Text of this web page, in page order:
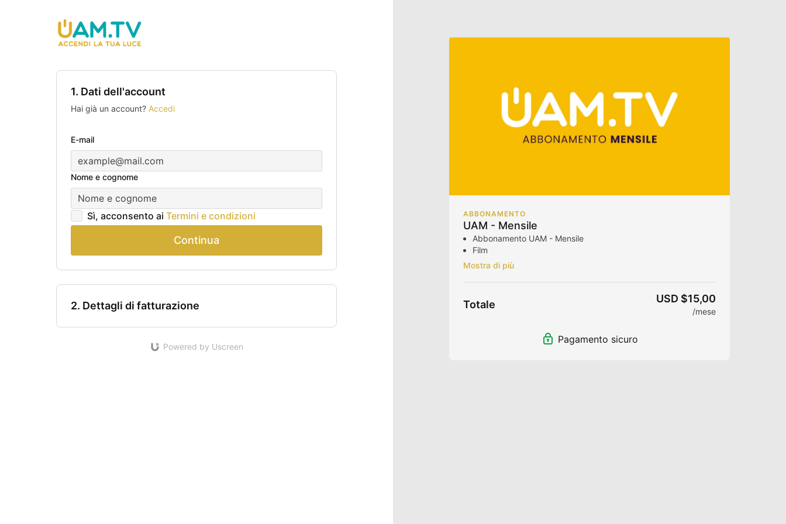
1. Dati dell'account
Hai già un account? Accedi
E-mail
Nome e cognome
Sì, acconsento ai Termini e condizioni
Continua
2. Dettagli di fatturazione
Powered by Uscreen
ABBONAMENTO
UAM - Mensile
Abbonamento UAM - Mensile
Film
Documentari
Cortometraggi
Interviste Integrali
Storie a lieto fine
Seminari e Conferenze
Totale USD $15,00
/mese
Pagamento sicuro